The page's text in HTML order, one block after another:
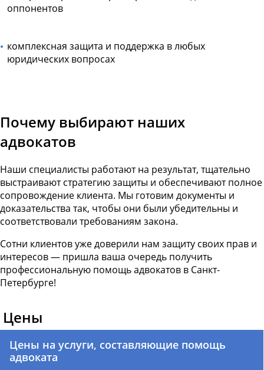
оппонентов
комплексная защита и поддержка в любых
юридических вопросах
Почему выбирают наших
адвокатов
Наши специалисты работают на результат, тщательно
выстраивают стратегию защиты и обеспечивают полное
сопровождение клиента. Мы готовим документы и
доказательства так, чтобы они были убедительны и
соответствовали требованиям закона.
Сотни клиентов уже доверили нам защиту своих прав и
интересов — пришла ваша очередь получить
профессиональную помощь адвокатов в Санкт-
Петербурге!
Цены
Цены на услуги, составляющие помощь
адвоката